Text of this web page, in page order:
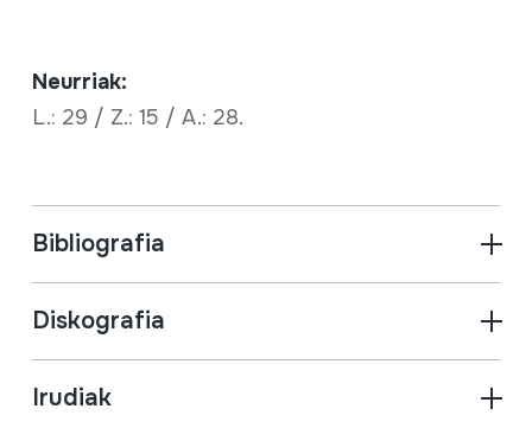
Neurriak:
L.: 29 / Z.: 15 / A.: 28.
Bibliografia
Diskografia
Irudiak